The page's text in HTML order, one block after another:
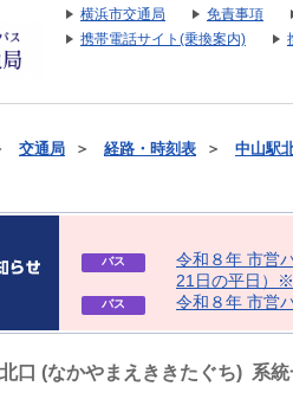
横浜市交通局 免責事項
携帯電話サイト(乗換案内)
交通局 ＞ 経路・時刻表 ＞ 中山駅
バス 令和 ８年 市営
21 日の平日 ） ※
バス 令和 ８年 市営
口 (なかやまえききたぐち) 系